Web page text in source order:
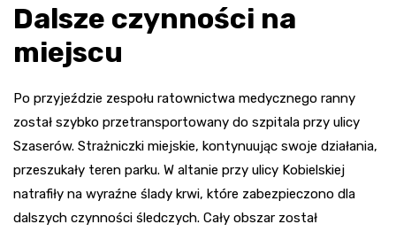
Dalsze czynności na
miejscu
Po przyjeździe zespołu ratownictwa medycznego ranny
został szybko przetransportowany do szpitala przy ulicy
Szaserów. Strażniczki miejskie, kontynuując swoje działania,
przeszukały teren parku. W altanie przy ulicy Kobielskiej
natrafiły na wyraźne ślady krwi, które zabezpieczono dla
dalszych czynności śledczych. Cały obszar został